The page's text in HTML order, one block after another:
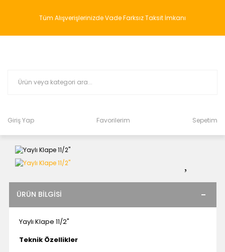
Tüm Alışverişlerinizde Vade Farksız Taksit İmkanı
Giriş Yap Favorilerim Sepetim
ÜRÜN BILGISI
Yaylı Klape 11/2"
Teknik Özellikler